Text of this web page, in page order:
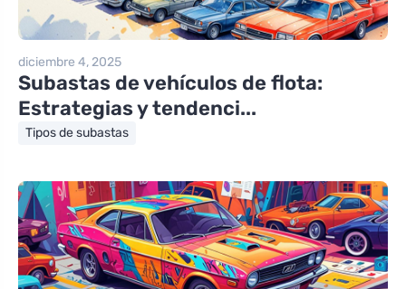
diciembre 4, 2025
Subastas de vehículos de flota:
Estrategias y tendenci...
Tipos de subastas